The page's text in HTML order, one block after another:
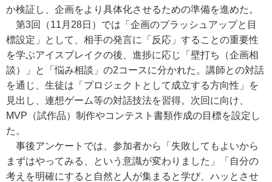
か検証し、企画をより具体化させるための準備を進めた。
第3回（11月28日）では「企画のブラッシュアップと目
標設定」として、相手の発言に「反応」することの重要性
を学ぶアイスブレイクの後、進捗に応じ「壁打ち（企画相
談）」と「悩み相談」の2コースに分かれた。講師との対話
を通じ、生徒は「プロジェクトとして成立する方向性」を
見出し、連想ゲーム等の対話技法を習得。次回に向け、
MVP（試作品）制作やコンテスト書類作成の目標を設定し
た。
事後アンケートでは、参加者から「失敗してもよいから
まずはやってみる、という意識が変わりました」「自分の
考えを明確にすると自然と人が集まると学び、ハッとさせ